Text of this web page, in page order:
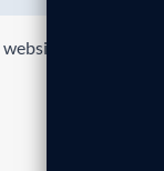
website in this